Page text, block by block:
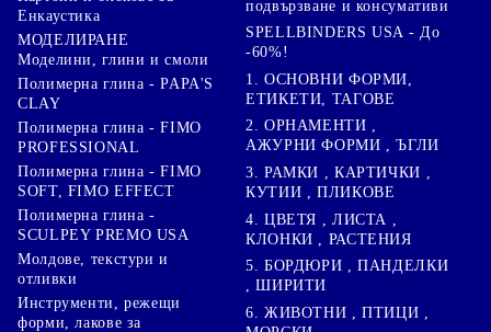
Енкаустика
МОДЕЛИРАНЕ
Моделини, глини и смоли
Полимерна глина - PAPA'S
CLAY
Полимерна глина - FIMO
PROFESSIONAL
Полимерна глина - FIMO
SOFT, FIMO EFFECT
Полимерна глина -
SCULPEY PREMO USA
Молдове, текстури и
отливки
Инструменти, режещи
форми, лакове за
подвързване и консумативи
SPELLBINDERS USA - До
-60%!
1. ОСНОВНИ ФОРМИ,
ЕТИКЕТИ, ТАГОВЕ
2. ОРНАМЕНТИ ,
АЖУРНИ ФОРМИ , ЪГЛИ
3. РАМКИ , КАРТИЧКИ ,
КУТИИ , ПЛИКОВЕ
4. ЦВЕТЯ , ЛИСТА ,
КЛОНКИ , РАСТЕНИЯ
5. БОРДЮРИ , ПАНДЕЛКИ
, ШИРИТИ
6. ЖИВОТНИ , ПТИЦИ ,